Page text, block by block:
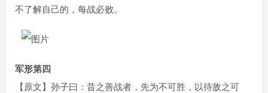
不了解自己的，每战必败。
军形第四
【原文】孙子曰：昔之善战者，先为不可胜，以待敌之可